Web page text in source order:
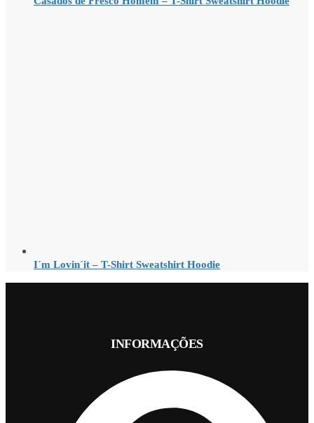
I´m Lovin´it – T-Shirt Sweatshirt Hoodie
INFORMAÇÕES